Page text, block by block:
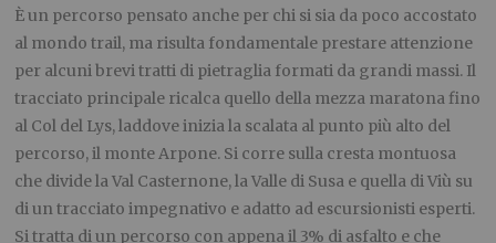
È un percorso pensato anche per chi si sia da poco accostato
al mondo trail, ma risulta fondamentale prestare attenzione
per alcuni brevi tratti di pietraglia formati da grandi massi. Il
tracciato principale ricalca quello della mezza maratona fino
al Col del Lys, laddove inizia la scalata al punto più alto del
percorso, il monte Arpone. Si corre sulla cresta montuosa
che divide la Val Casternone, la Valle di Susa e quella di Viù su
di un tracciato impegnativo e adatto ad escursionisti esperti.
Si tratta di un percorso con appena il 3% di asfalto e che